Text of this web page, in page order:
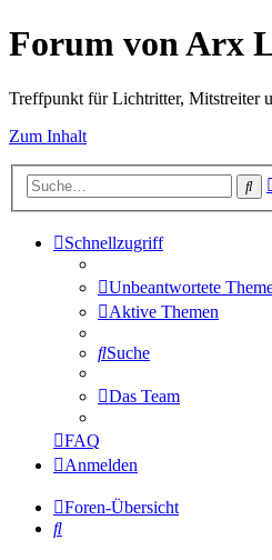
Forum von Arx
Treffpunkt für Lichtritter, Mitstreiter
Zum Inhalt
Schnellzugriff
Unbeantwortete
Aktive Themen
Suche
Das Team
FAQ
Anmelden
Foren-Übersicht
Suche